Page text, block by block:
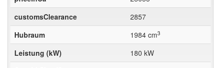
customsClearance
2857
Hubraum
1984 cm3
Leistung (kW)
180 kW